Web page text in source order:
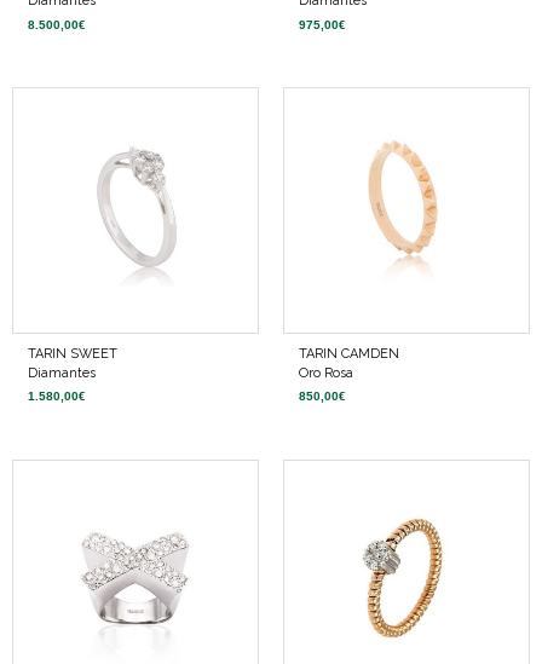
8.500,00€ 975,00€
TARIN SWEET
Diamantes
1.580,00€
TARIN CAMDEN
Oro Rosa
850,00€